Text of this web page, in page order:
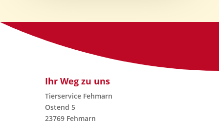
Ihr Weg zu uns
Tierservice Fehmarn
Ostend 5
23769 Fehmarn